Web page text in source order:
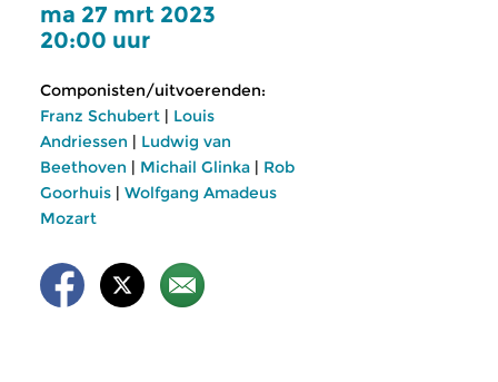
ma 27 mrt 2023
20:00 uur
Componisten/uitvoerenden:
Franz Schubert | Louis
Andriessen | Ludwig van
Beethoven | Michail Glinka | Rob
Goorhuis | Wolfgang Amadeus
Mozart